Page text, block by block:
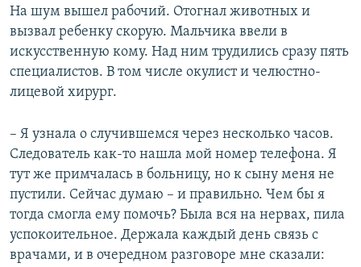
На шум вышел рабочий. Отогнал животных и
вызвал ребенку скорую. Мальчика ввели в
искусственную кому. Над ним трудились сразу пять
специалистов. В том числе окулист и челюстно-
лицевой хирург.
– Я узнала о случившемся через несколько часов.
Следователь как-то нашла мой номер телефона. Я
тут же примчалась в больницу, но к сыну меня не
пустили. Сейчас думаю – и правильно. Чем бы я
тогда смогла ему помочь? Была вся на нервах, пила
успокоительное. Держала каждый день связь с
врачами, и в очередном разговоре мне сказали: